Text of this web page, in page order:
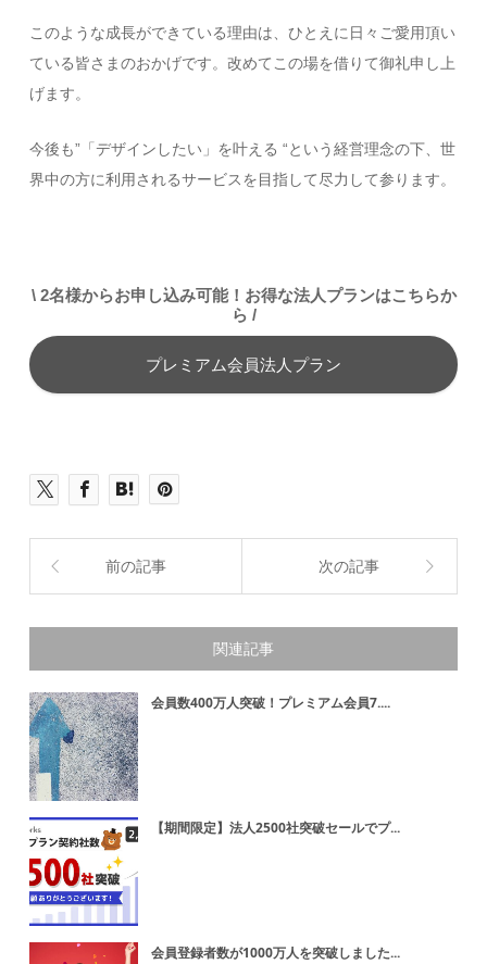
このような成長ができている理由は、ひとえに日々ご愛用頂い
ている皆さまのおかげです。改めてこの場を借りて御礼申し上
げます。
今後も”「デザインしたい」を叶える “という経営理念の下、世
界中の方に利用されるサービスを目指して尽力して参ります。
\ 2名様からお申し込み可能！お得な法人プランはこちらか
ら /
プレミアム会員法人プラン
前の記事 次の記事
関連記事
会員数400万人突破！プレミアム会員7....
【期間限定】法人2500社突破セールでプ...
会員登録者数が1000万人を突破しました...